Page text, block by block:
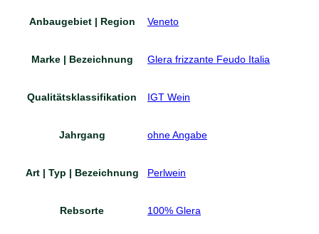
Anbaugebiet | Region Veneto
Marke | Bezeichnung Glera frizzante Feudo Italia
Qualitätsklassifikation IGT Wein
Jahrgang ohne Angabe
Art | Typ | Bezeichnung Perlwein
Rebsorte 100% Glera